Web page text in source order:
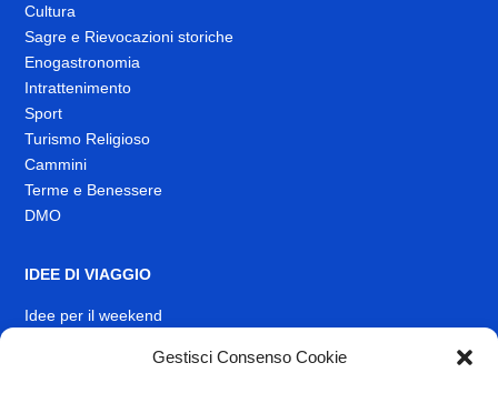
Gestisci Consenso Cookie
Cultura
Sagre e Rievocazioni storiche
Enogastronomia
Intrattenimento
Sport
Turismo Religioso
Cammini
Terme e Benessere
DMO
IDEE DI VIAGGIO
Idee per il weekend